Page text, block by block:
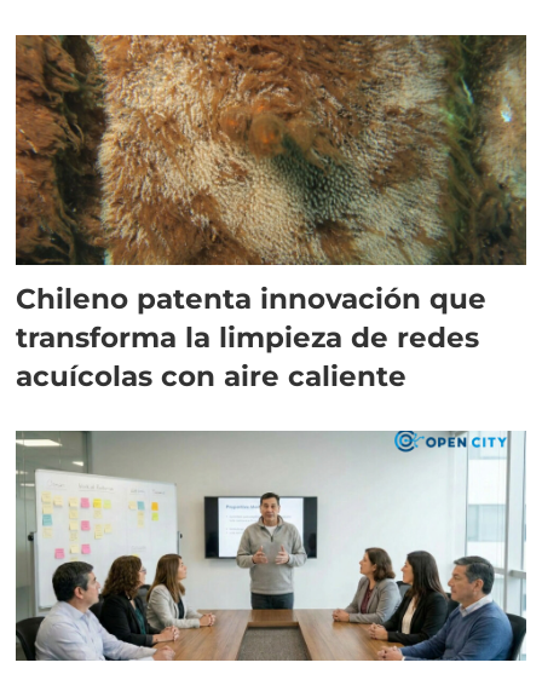
Chileno patenta innovación que
transforma la limpieza de redes
acuícolas con aire caliente